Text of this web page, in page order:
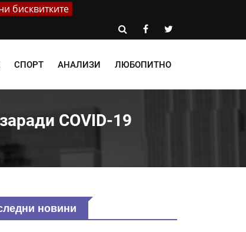
бисквитките
СПОРТ АНАЛИЗИ ЛЮБОПИТНО
COVID-19
новини